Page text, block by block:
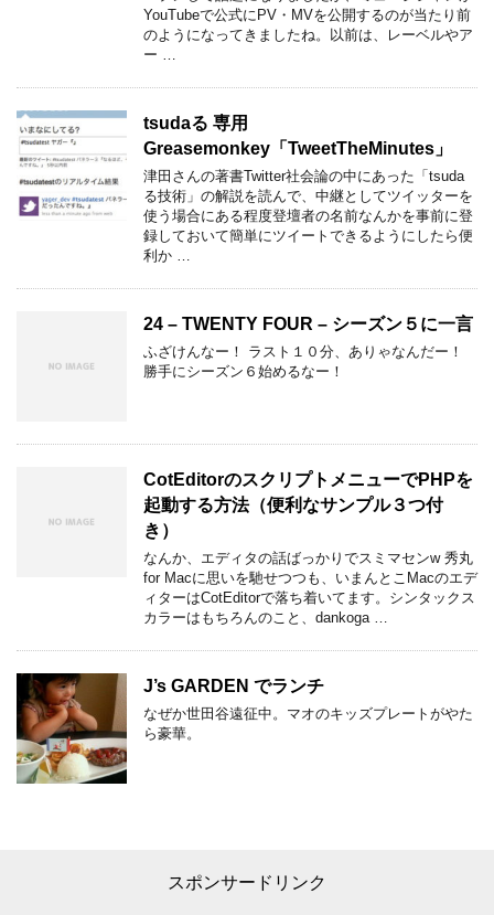
YouTubeで公式にPV・MVを公開するのが当たり前
のようになってきましたね。以前は、レーベルやア
ー …
tsudaる 専用
Greasemonkey「TweetTheMinutes」
津田さんの著書Twitter社会論の中にあった「tsuda
る技術」の解説を読んで、中継としてツイッターを
使う場合にある程度登壇者の名前なんかを事前に登
録しておいて簡単にツイートできるようにしたら便
利か …
24 – TWENTY FOUR – シーズン５に一言
ふざけんなー！ ラスト１０分、ありゃなんだー！
勝手にシーズン６始めるなー！
CotEditorのスクリプトメニューでPHPを
起動する方法（便利なサンプル３つ付
き）
なんか、エディタの話ばっかりでスミマセンw 秀丸
for Macに思いを馳せつつも、いまんとこMacのエデ
ィターはCotEditorで落ち着いてます。シンタックス
カラーはもちろんのこと、dankoga …
J’s GARDEN でランチ
なぜか世田谷遠征中。マオのキッズプレートがやた
ら豪華。
スポンサードリンク